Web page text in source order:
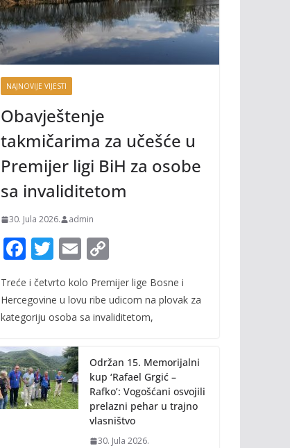
NAJNOVIJE VIJESTI
Obavještenje
takmičarima za učešće u
Premijer ligi BiH za osobe
sa invaliditetom
30. Jula 2026. admin
F
ac
e
b
o
k
T
w
itt
er
E
ai
l
p
y
n
k
Treće i četvrto kolo Premijer lige Bosne i
Hercegovine u lovu ribe udicom na plovak za
kategoriju osoba sa invaliditetom,
Održan 15. Memorijalni
kup ‘Rafael Grgić –
Rafko’: Vogošćani osvojili
prelazni pehar u trajno
vlasništvo
30. Jula 2026.